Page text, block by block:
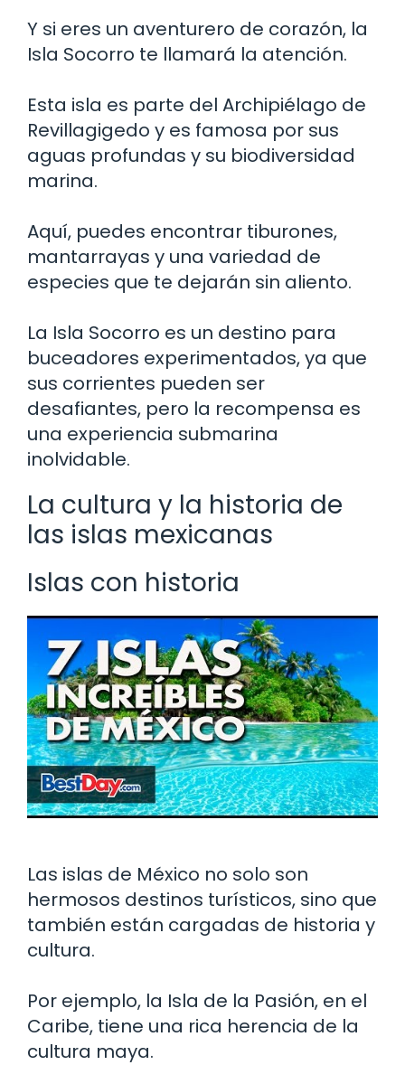
Y si eres un aventurero de corazón, la
Isla Socorro te llamará la atención.
Esta isla es parte del Archipiélago de
Revillagigedo y es famosa por sus
aguas profundas y su biodiversidad
marina.
Aquí, puedes encontrar tiburones,
mantarrayas y una variedad de
especies que te dejarán sin aliento.
La Isla Socorro es un destino para
buceadores experimentados, ya que
sus corrientes pueden ser
desafiantes, pero la recompensa es
una experiencia submarina
inolvidable.
La cultura y la historia de
las islas mexicanas
Islas con historia
Las islas de México no solo son
hermosos destinos turísticos, sino que
también están cargadas de historia y
cultura.
Por ejemplo, la Isla de la Pasión, en el
Caribe, tiene una rica herencia de la
cultura maya.